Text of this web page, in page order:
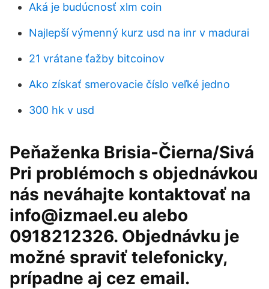
Aká je budúcnosť xlm coin
Najlepší výmenný kurz usd na inr v madurai
21 vrátane ťažby bitcoinov
Ako získať smerovacie číslo veľké jedno
300 hk v usd
Peňaženka Brisia-Čierna/Sivá
Pri problémoch s objednávkou
nás neváhajte kontaktovať na
info@izmael.eu alebo
0918212326. Objednávku je
možné spraviť telefonicky,
prípadne aj cez email.